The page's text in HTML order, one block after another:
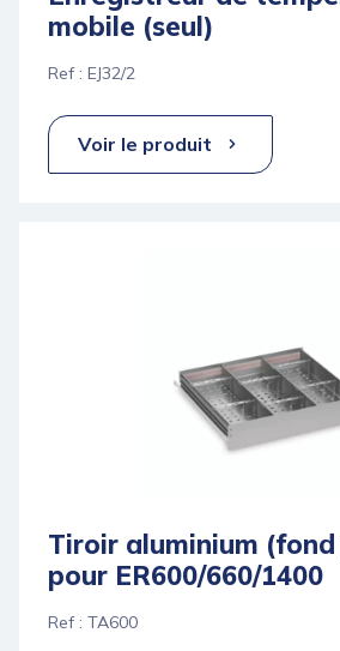
mobile (seul)
Ref : EJ32/2
Voir le produit
Tiroir aluminium
pour ER600/660/1400
Ref : TA600